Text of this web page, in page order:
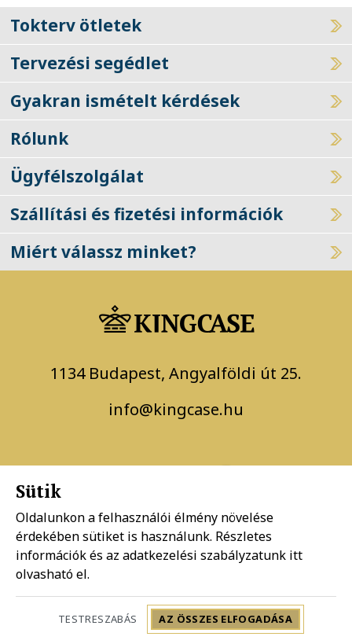
Tokterv ötletek
Tervezési segédlet
Gyakran ismételt kérdések
Rólunk
Ügyfélszolgálat
Szállítási és fizetési információk
Miért válassz minket?
1134 Budapest, Angyalföldi út 25.
info@kingcase.hu
Adatkezelési szabályzat
Copyright 2026 KingCase Design by BrandBar
Sütik
Oldalunkon a felhasználói élmény növelése
érdekében sütiket is használunk. Részletes
információk és az adatkezelési szabályzatunk itt
olvasható el.
TESTRESZABÁS AZ ÖSSZES ELFOGADÁSA